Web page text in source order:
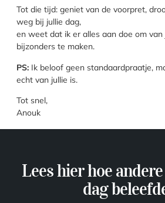
Tot die tijd: geniet van de voorpret,
weg bij jullie dag,
en weet dat ik er alles aan doe om
bijzonders te maken.
PS: Ik beloof geen standaardpraatje,
echt van jullie is.
Tot snel,
Anouk
Lees hier hoe
dag